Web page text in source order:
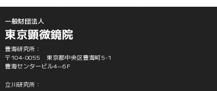
一般財団法人
東京顕微鏡院
豊海研究所：
〒104-0055 東京都中央区豊海町5-1
豊海センタービル4~6F
立川研究所：